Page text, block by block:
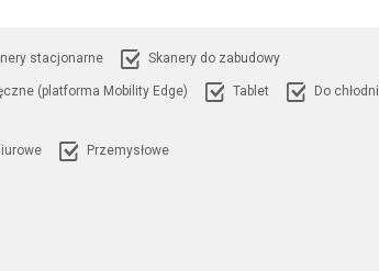
stacjonarne Skanery do zabudowy
(platforma Mobility Edge) Tablet
Do chłodni
Przemysłowe